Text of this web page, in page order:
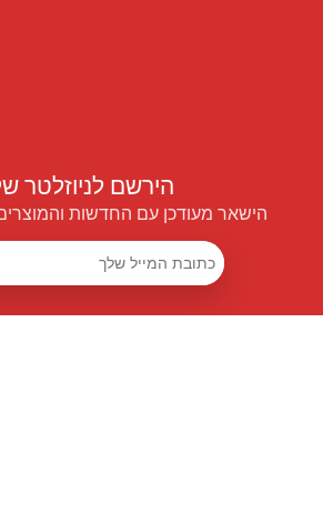
הירשם לניוזלטר
הישאר מעודכן עם החדשות